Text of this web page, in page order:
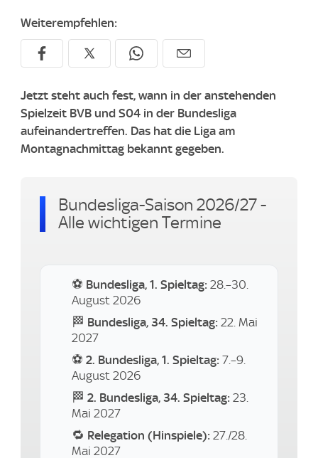
Weiterempfehlen:
Jetzt steht auch fest, wann in der anstehenden
Spielzeit BVB und S04 in der Bundesliga
aufeinandertreffen. Das hat die Liga am
Montagnachmittag bekannt gegeben.
Bundesliga-Saison 2026/27 -
Alle wichtigen Termine
⚽ Bundesliga, 1. Spieltag: 28.–30.
August 2026
🏁 Bundesliga, 34. Spieltag: 22. Mai
2027
⚽ 2. Bundesliga, 1. Spieltag: 7.–9.
August 2026
🏁 2. Bundesliga, 34. Spieltag: 23.
Mai 2027
🔁 Relegation (Hinspiele): 27./28.
Mai 2027